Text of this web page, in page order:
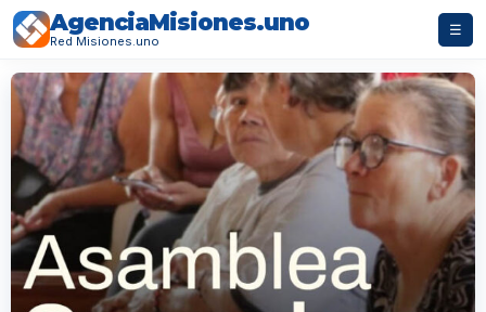
AgenciaMisiones.uno
Red Misiones.uno
☰